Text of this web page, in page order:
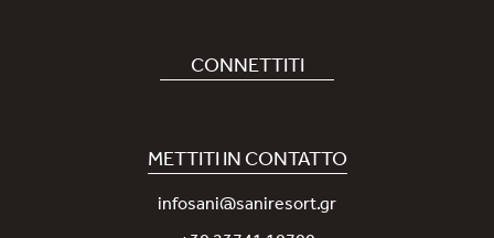
Carriere
News
Premi
CONNETTITI
Sani Rewards
METTITI IN CONTATTO
infosani@saniresort.gr